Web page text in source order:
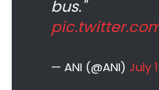
bus."
— ANI (@ANI) July